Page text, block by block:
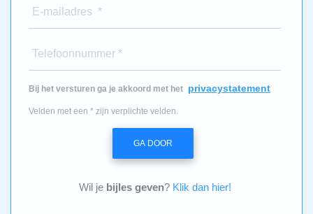
E-mailadres *
Telefoonnummer *
Bij het versturen ga je akkoord met het privacystatement
Velden met een * zijn verplichte velden.
GA DOOR
Wil je bijles geven? Klik dan hier!